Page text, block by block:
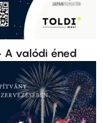
A valódi éned